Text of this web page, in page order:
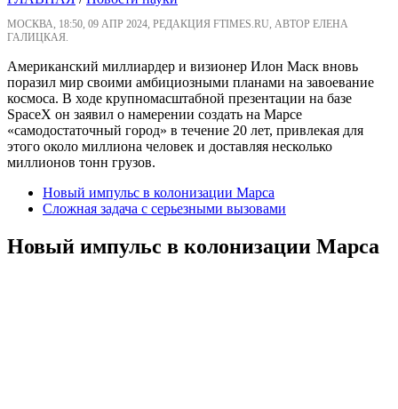
МОСКВА, 18:50, 09 АПР 2024, РЕДАКЦИЯ FTIMES.RU, АВТОР ЕЛЕНА
ГАЛИЦКАЯ.
Американский миллиардер и визионер Илон Маск вновь
поразил мир своими амбициозными планами на завоевание
космоса. В ходе крупномасштабной презентации на базе
SpaceX он заявил о намерении создать на Марсе
«самодостаточный город» в течение 20 лет, привлекая для
этого около миллиона человек и доставляя несколько
миллионов тонн грузов.
Новый импульс в колонизации Марса
Сложная задача с серьезными вызовами
Новый импульс в колонизации Марса